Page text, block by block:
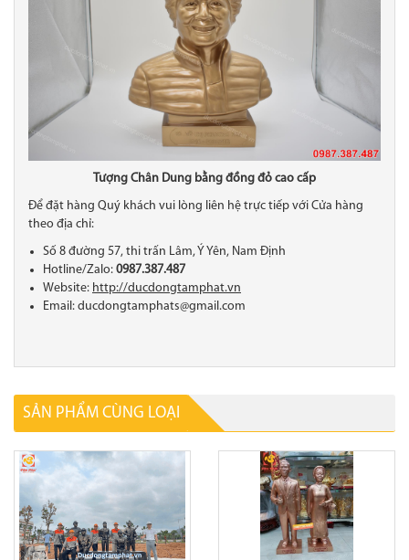
Tượng Chân Dung bằng đồng đỏ cao cấp
Để đặt hàng Quý khách vui lòng liên hệ trực tiếp với Cửa hàng
theo địa chỉ:
Số 8 đường 57, thi trấn Lâm, Ý Yên, Nam Định
Hotline/Zalo: 0987.387.487
Website: http://ducdongtamphat.vn
Email: ducdongtamphats@gmail.com
SẢN PHẨM CÙNG LOẠI